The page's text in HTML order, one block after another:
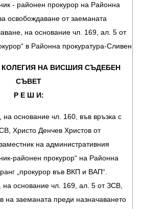
- районен прокурор на Районна
освобождаване от заеманата
на основание чл. 169, ал. 5 от
в Районна прокуратура-Сливен
КОЛЕГИЯ НА ВИСШИЯ СЪДЕБЕН
СЪВЕТ
Р Е Ш И:
основание чл. 160, във връзка с
Христо Денчев Христов от
на административния
районен прокурор“ на Районна
„прокурор във ВКП и ВАП“.
основание чл. 169, ал. 5 от ЗСВ,
на заеманата преди назначаването